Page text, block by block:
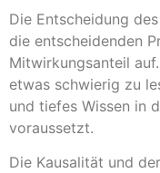
Die Entscheidung
die entscheidenden
Mitwirkungsanteil
etwas schwierig zu
und tiefes Wissen in
voraussetzt.
Die Kausalität und